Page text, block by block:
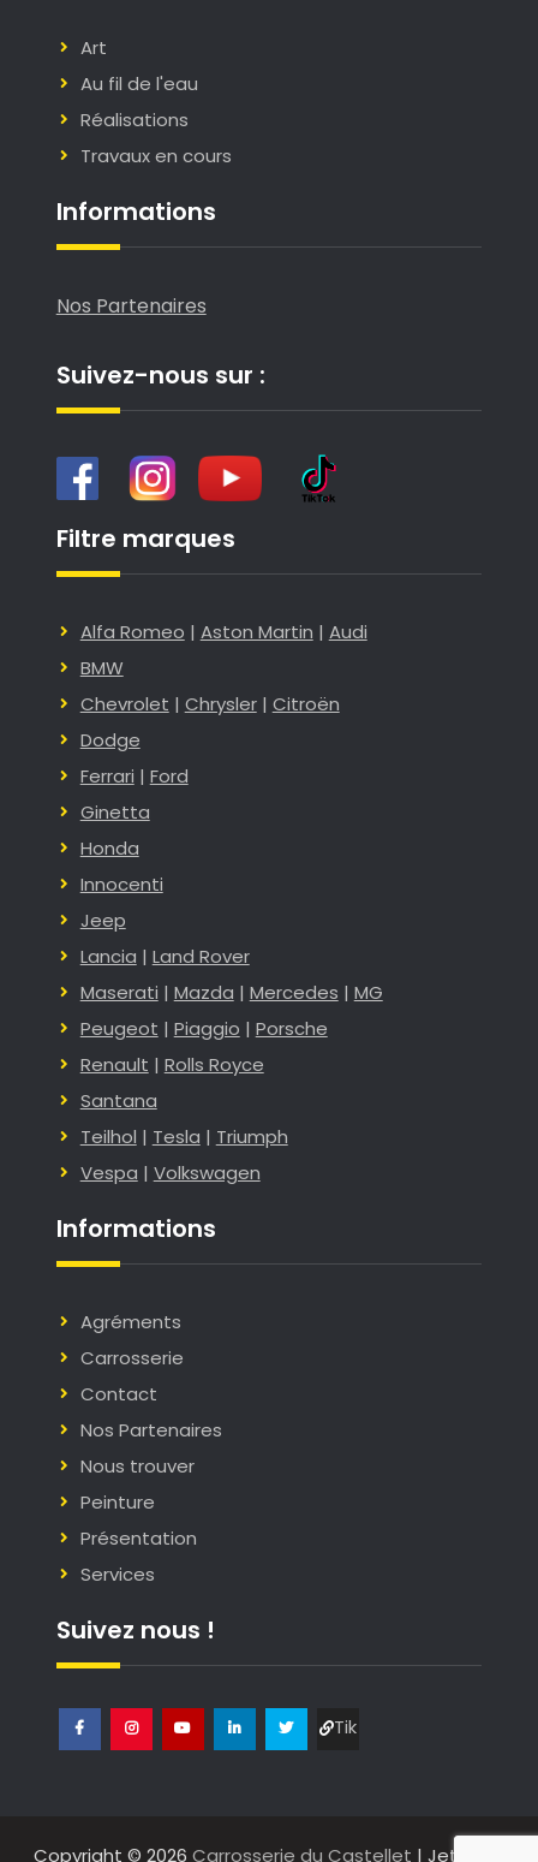
Art
Au fil de l'eau
Réalisations
Travaux en cours
Informations
Nos Partenaires
Suivez-nous sur :
Filtre marques
Alfa Romeo | Aston Martin | Audi
BMW
Chevrolet | Chrysler| Citroën
Dodge
Ferrari | Ford
Ginetta
Honda
Innocenti
Jeep
Lancia | Land Rover
Maserati | Mazda | Mercedes | MG
Peugeot | Piaggio | Porsche
Renault | Rolls Royce
Santana
Teilhol | Tesla | Triumph
Vespa | Volkswagen
Informations
Agréments
Carrosserie
Contact
Nos Partenaires
Nous trouver
Peinture
Présentation
Services
Suivez nous !
Tik
Copyright © 2026Carrosserie du Castellet | JetBlack